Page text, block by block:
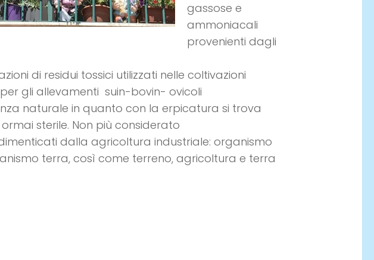
gassose e
ammoniacali
provenienti dagli
di residui tossici utilizzati nelle coltivazioni
gli allevamenti suin-bovin- ovicoli
naturale in quanto con la erpicatura si trova
sterile. Non più considerato
dalla agricoltura industriale: organismo
terra, così come terreno, agricoltura e terra